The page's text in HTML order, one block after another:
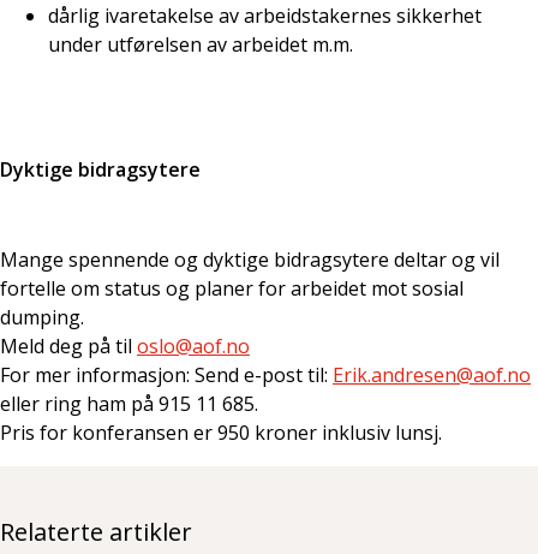
dårlig ivaretakelse av arbeidstakernes sikkerhet
under utførelsen av arbeidet m.m.
Dyktige bidragsytere
Mange spennende og dyktige bidragsytere deltar og vil
fortelle om status og planer for arbeidet mot sosial
dumping.
Meld deg på til oslo@aof.no
For mer informasjon: Send e-post til: Erik.andresen@aof.no
eller ring ham på 915 11 685.
Pris for konferansen er 950 kroner inklusiv lunsj.
Relaterte artikler